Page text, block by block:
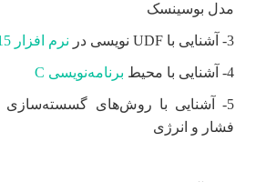
مدل بوسینسک
3- آشنایی با UDF نویسی در نرم افزار Ansys Fluent 15
4- آشنایی با محیط برنامه‌نویسی C
5- آشنایی با روش‌های گسسته‌سازی
فشار و انرژی